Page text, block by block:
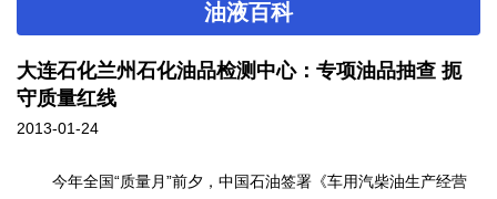
油液百科
大连石化兰州石化油品检测中心：专项油品抽查 扼
守质量红线
2013-01-24
今年全国“质量月”前夕，中国石油签署《车用汽柴油生产经营